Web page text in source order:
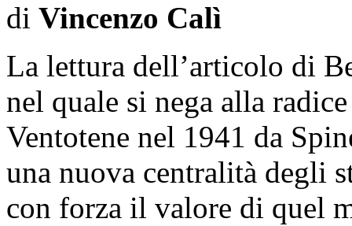
di Vincenzo Calì
La lettura dell’articolo di
nel quale si nega alla
Ventotene nel 1941 da
una nuova centralità degli
con forza il valore di quel